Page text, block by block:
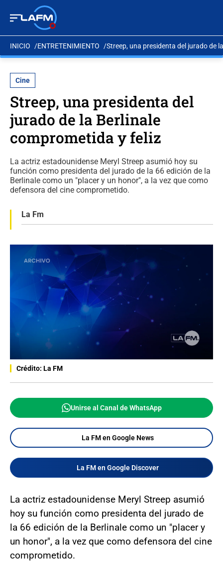
INICIO ENTRETENIMIENTO Streep, una presidenta del jurado de
Cine
Streep, una presidenta del
jurado de la Berlinale
comprometida y feliz
La actriz estadounidense Meryl Streep asumió hoy su
función como presidenta del jurado de la 66 edición de la
Berlinale como un "placer y un honor", a la vez que como
defensora del cine comprometido.
La Fm
Crédito: La FM
Unirse al Canal de WhatsApp
La FM en Google News
La FM en Google Discover
La actriz estadounidense Meryl Streep asumió
hoy su función como presidenta del jurado de
la 66 edición de la Berlinale como un "placer y
un honor", a la vez que como defensora del cine
comprometido.